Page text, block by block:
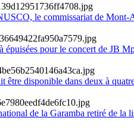
le commissariat de Mont-
épuisées pour le concert de JB
être disponible dans deux à
de la Garamba retiré de la